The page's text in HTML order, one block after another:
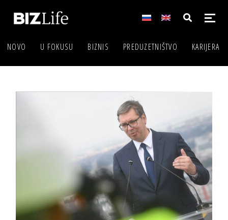
NOVO U FOKUSU BIZNIS PREDUZETNIŠTVO KARIJERA